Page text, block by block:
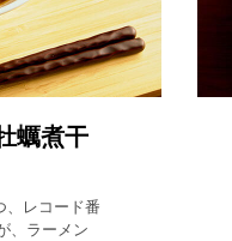
蠣煮干
、レコード番
、ラーメン